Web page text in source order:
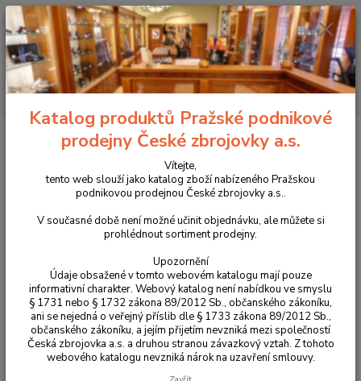
Menu
Hledat
+420 225 375 800
Samonabíjecí pušky a karabiny
CARBINE .223 Rem. R3
CZ BREN 2 Ms CARBINE .223
Rem. R3
Katalog produktů Pražské podnikové
prodejny České zbrojovky a.s.
Vítejte,
tento web slouží jako katalog zboží nabízeného Pražskou
podnikovou prodejnou České zbrojovky a.s..
V současné době není možné učinit objednávku, ale můžete si
prohlédnout sortiment prodejny.
Upozornění
Údaje obsažené v tomto webovém katalogu mají pouze
informativní charakter. Webový katalog není nabídkou ve smyslu
§ 1731 nebo § 1732 zákona 89/2012 Sb., občanského zákoníku,
ani se nejedná o veřejný příslib dle § 1733 zákona 89/2012 Sb.,
občanského zákoníku, a jejím přijetím nevzniká mezi společností
Česká zbrojovka a.s. a druhou stranou závazkový vztah. Z tohoto
webového katalogu nevzniká nárok na uzavření smlouvy.
Zavřít